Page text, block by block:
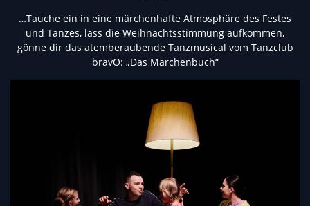
…Tauche ein in eine märchenhafte Atmosphäre des Festes
und Tanzes, lass die Weihnachtsstimmung aufkommen,
gönne dir das atemberaubende Tanzmusical vom Tanzclub
bravO: „Das Märchenbuch“